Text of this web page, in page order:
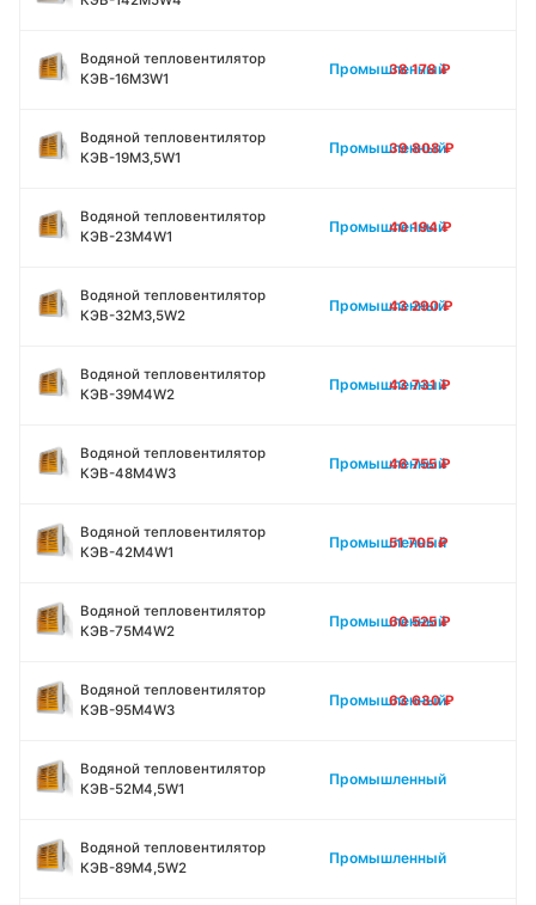
Водяной тепловентилятор
КЭВ-16M3W1
Промышленный
38 178₽
Водяной тепловентилятор
КЭВ-19M3,5W1
Промышленный
39 808₽
Водяной тепловентилятор
КЭВ-23M4W1
Промышленный
40 194₽
Водяной тепловентилятор
КЭВ-32M3,5W2
Промышленный
43 290₽
Водяной тепловентилятор
КЭВ-39M4W2
Промышленный
43 731₽
Водяной тепловентилятор
КЭВ-48M4W3
Промышленный
46 755₽
Водяной тепловентилятор
КЭВ-42M4W1
Промышленный
51 705₽
Водяной тепловентилятор
КЭВ-75M4W2
Промышленный
60 525₽
Водяной тепловентилятор
КЭВ-95M4W3
Промышленный
63 630₽
Водяной тепловентилятор
КЭВ-52M4,5W1
Промышленный
Водяной тепловентилятор
КЭВ-89M4,5W2
Промышленный